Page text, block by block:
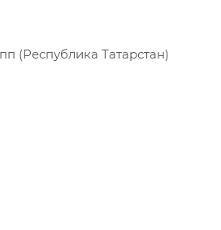
(Республика Татарстан)